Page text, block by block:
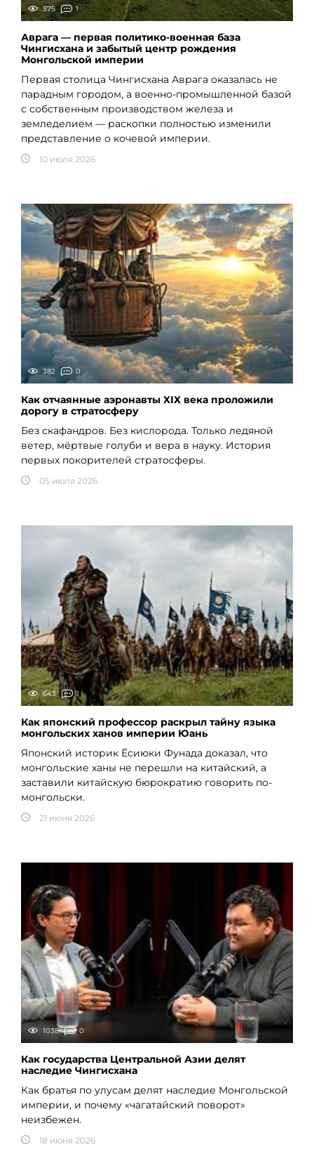
375 1
Аврага — первая политико-военная база
Чингисхана и забытый центр рождения
Монгольской империи
Первая столица Чингисхана Аврага оказалась не
парадным городом, а военно-промышленной базой
с собственным производством железа и
земледелием — раскопки полностью изменили
представление о кочевой империи.
10 июля 2026
382 0
Как отчаянные аэронавты XIX века проложили
дорогу в стратосферу
Без скафандров. Без кислорода. Только ледяной
ветер, мёртвые голуби и вера в науку. История
первых покорителей стратосферы.
05 июля 2026
643 1
Как японский профессор раскрыл тайну языка
монгольских ханов империи Юань
Японский историк Ёсиюки Фунада доказал, что
монгольские ханы не перешли на китайский, а
заставили китайскую бюрократию говорить по-
монгольски.
21 июня 2026
1038 0
Как государства Центральной Азии делят
наследие Чингисхана
Как братья по улусам делят наследие Монгольской
империи, и почему «чагатайский поворот»
неизбежен.
18 июня 2026